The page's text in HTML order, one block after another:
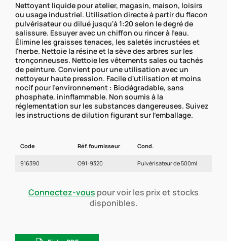
Nettoyant liquide pour atelier, magasin, maison, loisirs
ou usage industriel. Utilisation directe à partir du flacon
pulvérisateur ou dilué jusqu'à 1:20 selon le degré de
salissure. Essuyer avec un chiffon ou rincer à l'eau.
Élimine les graisses tenaces, les saletés incrustées et
l'herbe. Nettoie la résine et la sève des arbres sur les
tronçonneuses. Nettoie les vêtements sales ou tachés
de peinture. Convient pour une utilisation avec un
nettoyeur haute pression. Facile d'utilisation et moins
nocif pour l'environnement : Biodégradable, sans
phosphate, ininflammable. Non soumis à la
réglementation sur les substances dangereuses. Suivez
les instructions de dilution figurant sur l'emballage.
Code Réf. fournisseur Cond.
916390 O91-9320 Pulvérisateur de 500ml
Connectez-vous pour voir les prix et stocks
disponibles.